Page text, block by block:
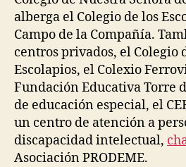
alberga el Colegio de los
Campo de la Compañía.
centros privados, el Colegio
Escolapios, el Colexio
Fundación Educativa Torre
de educación especial, el
un centro de atención a
discapacidad intelectual,
Asociación PRODEME.